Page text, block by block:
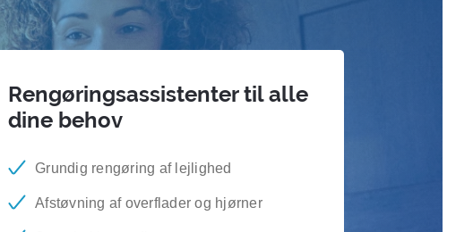
Rengøringsassistenter til alle
dine behov
Grundig rengøring af lejlighed
Afstøvning af overflader og hjørner